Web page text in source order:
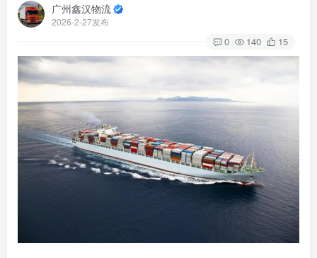
广州鑫汉物流
2026-2-27发布
0 140 15